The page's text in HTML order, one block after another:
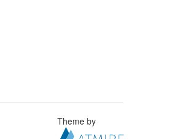
Theme by